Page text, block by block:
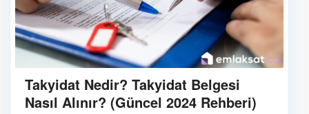
Takyidat Nedir? Takyidat Belgesi
Nasıl Alınır? (Güncel 2024 Rehberi)